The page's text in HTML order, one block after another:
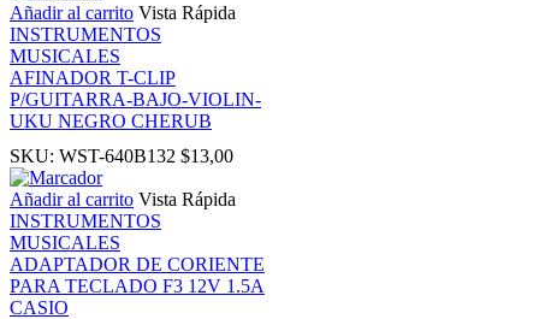
Añadir al carrito Vista Rápida
INSTRUMENTOS
MUSICALES
AFINADOR T-CLIP
P/GUITARRA-BAJO-VIOLIN-
UKU NEGRO CHERUB
SKU: WST-640B132 $13,00
Añadir al carrito Vista Rápida
INSTRUMENTOS
MUSICALES
ADAPTADOR DE CORIENTE
PARA TECLADO F3 12V 1.5A
CASIO